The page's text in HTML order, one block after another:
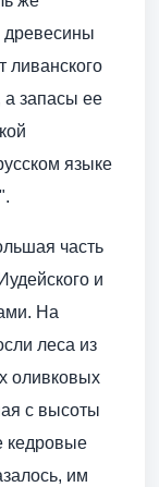
древесины
ливанского
а запасы ее
языке
часть
и
На
леса из
оливковых
с высоты
кедровые
им